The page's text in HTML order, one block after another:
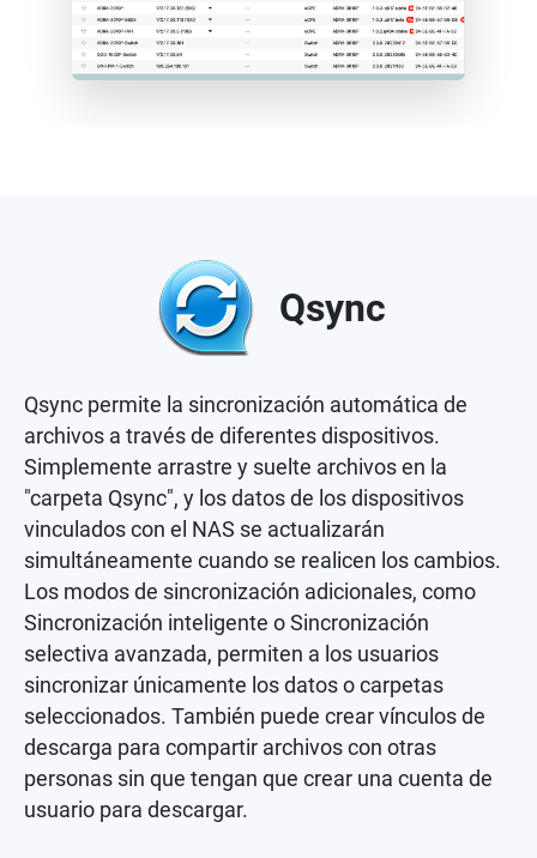
Qsync
Qsync permite la sincronización automática de
archivos a través de diferentes dispositivos.
Simplemente arrastre y suelte archivos en la
"carpeta Qsync", y los datos de los dispositivos
vinculados con el NAS se actualizarán
simultáneamente cuando se realicen los cambios.
Los modos de sincronización adicionales, como
Sincronización inteligente o Sincronización
selectiva avanzada, permiten a los usuarios
sincronizar únicamente los datos o carpetas
seleccionados. También puede crear vínculos de
descarga para compartir archivos con otras
personas sin que tengan que crear una cuenta de
usuario para descargar.